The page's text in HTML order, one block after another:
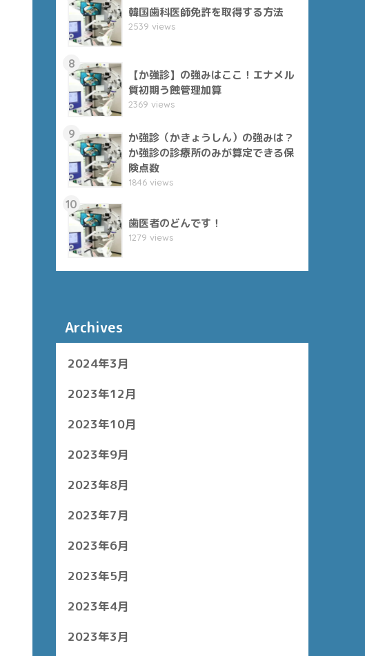
韓国歯科医師免許を取得する方法
2539 views
8
【か強診】の強みはここ！エナメル
質初期う蝕管理加算
2369 views
9
か強診（かきょうしん）の強みは？
か強診の診療所のみが算定できる保
険点数
1846 views
10
歯医者のどんです！
1279 views
Archives
2024年3月
2023年12月
2023年10月
2023年9月
2023年8月
2023年7月
2023年6月
2023年5月
2023年4月
2023年3月